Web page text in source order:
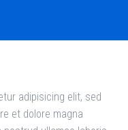
adipisicing elit, sed
et dolore magna